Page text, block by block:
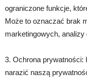
ograniczone funkcje,
Może to oznaczać brak
marketingowych,
3. Ochrona prywatności:
narazić naszą